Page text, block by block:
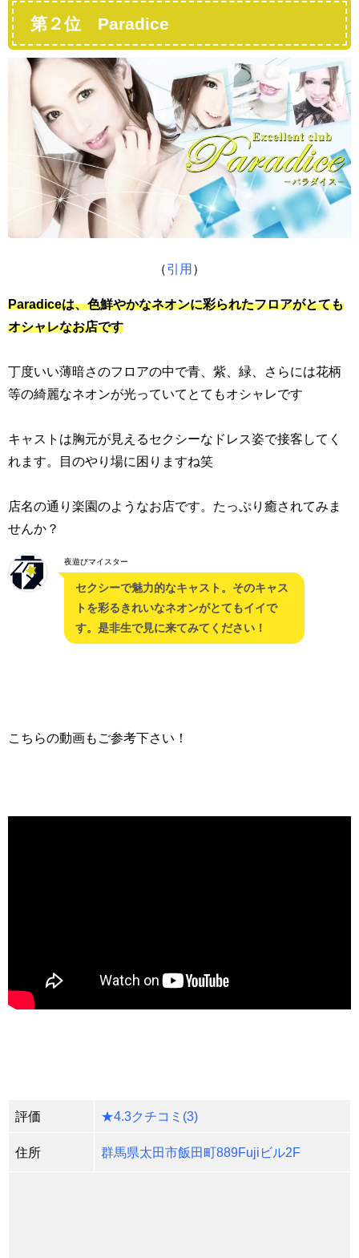
第２位 Paradice
（引用 ）
Paradiceは、色鮮やかなネオンに彩られたフロアがとても
オシャレなお店です
丁度いい薄暗さのフロアの中で青、紫、緑、さらには花柄
等の綺麗なネオンが光っていてとてもオシャレです
キャストは胸元が見えるセクシーなドレス姿で接客してく
れます。目のやり場に困りますね笑
店名の通り楽園のようなお店です。たっぷり癒されてみま
せんか？
夜遊びマイスター
セクシーで魅力的なキャスト。そのキャス
トを彩るきれいなネオンがとてもイイで
す。是非生で見に来てみてください！
こちらの動画もご参考下さい！
評価 ★4.3クチコミ(3)
住所 群馬県太田市飯田町889Fujiビル2F